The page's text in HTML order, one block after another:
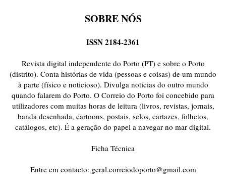
SOBRE NÓS
ISSN 2184-2361
Revista digital independente do Porto (PT) e sobre o Porto
(distrito). Conta histórias de vida (pessoas e coisas) de um mundo
à parte (físico e noticioso). Divulga notícias do outro mundo
quando falarem do Porto. O Correio do Porto foi concebido para
utilizadores com muitas horas de leitura (livros, revistas, jornais,
banda desenhada, cartoons, postais, selos, cartazes, folhetos,
catálogos, etc). É a geração do papel a navegar no mar digital.
Ficha Técnica
Entre em contacto: geral.correiodoporto@gmail.com